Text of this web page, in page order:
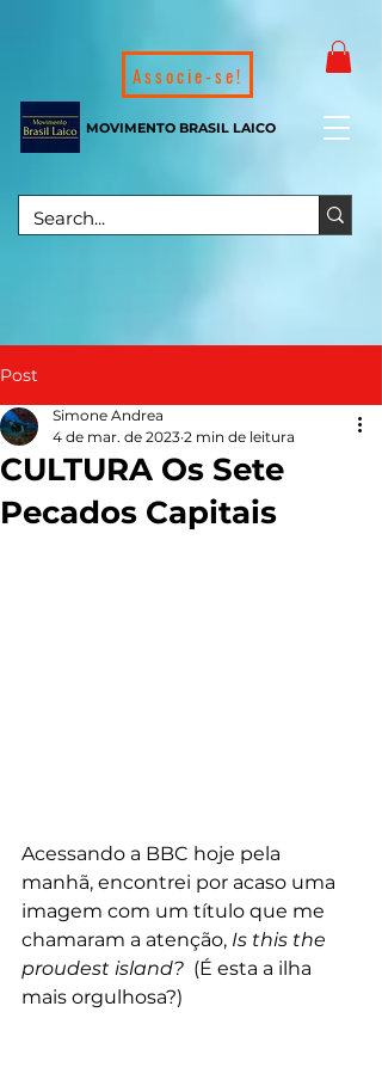
MOVIMENTO BRASIL LAICO
Associe-se!
Post
CULTURA Os Sete
Pecados Capitais
Simone Andrea
4 de mar. de 2023 2 min de leitura
Acessando a BBC hoje pela
manhã, encontrei por acaso uma
imagem com um título que me
chamaram a atenção, Is this the
proudest island?
  (É esta a ilha
mais orgulhosa?)